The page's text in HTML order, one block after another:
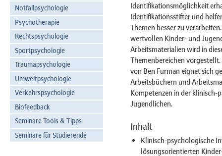
Notfallpsychologie
Psychotherapie
Rechtspsychologie
Sportpsychologie
Traumapsychologie
Umweltpsychologie
Verkehrspsychologie
Biofeedback
Seminare Tools & Tipps
Seminare für Studierende
Identifikationsmöglichkeit
Identifikationsstifter und
Themen besser zu
wertvollen Kinder- und
Arbeitsmaterialien wird in
Themenbereichen
von Ben Furman eignet sich
Arbeitsbüchern und
Kompetenzen in der klinisch-
Jugendlichen.
Inhalt
Klinisch-psychologische
lösungsorientierten